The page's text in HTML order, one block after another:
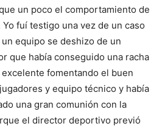
un poco el comportamiento de
Yo fuí testigo una vez de un caso
equipo se deshizo de un
que había conseguido una racha
excelente fomentando el buen
y equipo técnico y había
una gran comunión con la
el director deportivo previó